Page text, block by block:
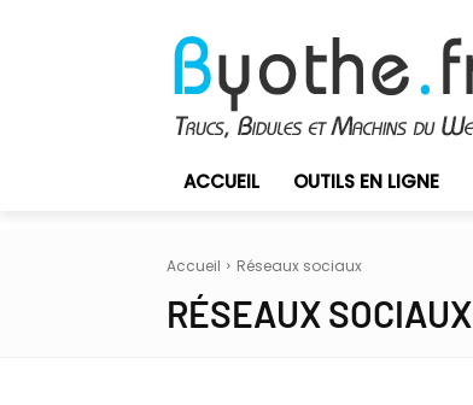
ACCUEIL OUTILS EN LIGNE
Accueil Réseaux sociaux
RÉSEAUX SOCIAUX